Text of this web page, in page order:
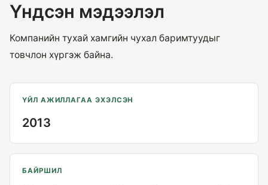
Үндсэн мэдээлэл
Компанийн тухай хамгийн чухал баримтуудыг
товчлон хүргэж байна.
ҮЙЛ АЖИЛЛАГАА ЭХЭЛСЭН
2013
БАЙРШИЛ